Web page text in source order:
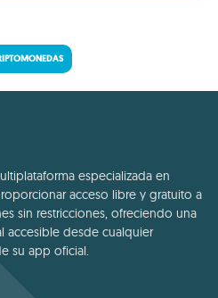
especializada en
acceso libre y gratuito a
sin restricciones, ofreciendo una
accesible desde cualquier
su app oficial.